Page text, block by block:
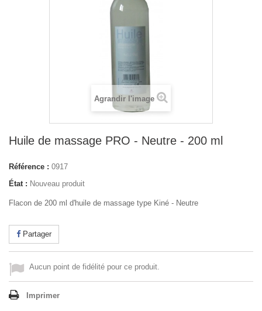
Agrandir l'image
Huile de massage PRO - Neutre - 200 ml
Référence : 0917
État : Nouveau produit
Flacon de 200 ml d'huile de massage type Kiné - Neutre
Partager
Aucun point de fidélité pour ce produit.
Imprimer